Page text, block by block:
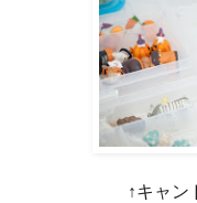
↑キャン